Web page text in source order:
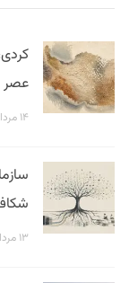
عصر
۱۴ مرداد ۱۴۰۵
۱۳ مرداد ۱۴۰۵